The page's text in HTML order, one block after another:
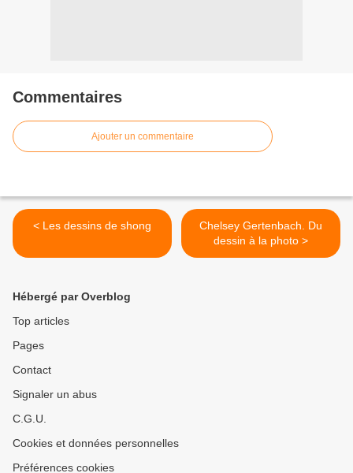
Commentaires
Ajouter un commentaire
< Les dessins de shong
Chelsey Gertenbach. Du
dessin à la photo >
Hébergé par Overblog
Top articles
Pages
Contact
Signaler un abus
C.G.U.
Cookies et données personnelles
Préférences cookies